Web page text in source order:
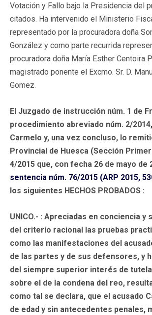
Votación y Fallo bajo la Presidencia del
citados. Ha intervenido el Ministerio
representado por la procuradora doña
González y como parte recurrida
procuradora doña María Esther Centoira
magistrado ponente el Excmo. Sr. D.
Gomez.
El Juzgado de instrucción núm. 1 de
procedimiento abreviado núm. 2/
Carmelo y, una vez concluso, lo
Provincial de Huesca (Sección
4/2015 que, con fecha 26 de mayo de
sentencia núm. 76/2015 (ARP 2015,
los siguientes HECHOS PROBADOS :
UNICO.- : Apreciadas en conciencia y
del criterio racional las pruebas
como las manifestaciones del
de las partes y de sus defensores, y
del siempre superior interés de
sobre el de la condena del reo,
como tal se declara, que el acusado
de edad y sin antecedentes penales,